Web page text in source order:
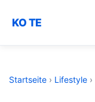
KO TE
Startseite › Lifestyle ›